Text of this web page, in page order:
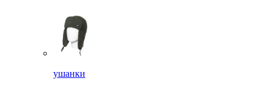
ушанки